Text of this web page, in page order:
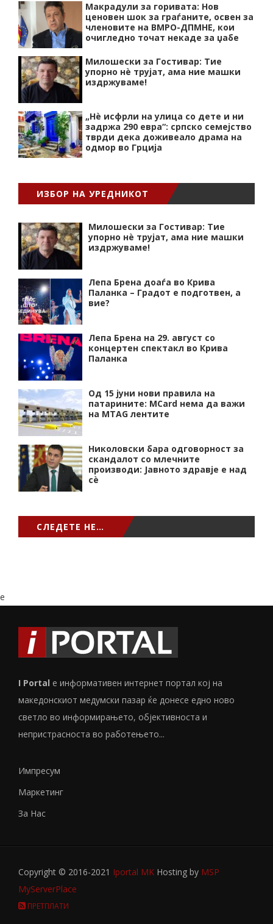
Макрадули за горивата: Нов
ценовен шок за граѓаните, освен за
членовите на ВМРО-ДПМНЕ, кои
очигледно точат некаде за џабе
Милошески за Гостивар: Тие
упорно нѐ трујат, ама ние машки
издржуваме!
„Нѐ исфрли на улица со дете и ни
задржа 290 евра“: српско семејство
тврди дека доживеало драма на
одмор во Грција
ИЗБОР НА УРЕДНИКОТ
Милошески за Гостивар: Тие
упорно нѐ трујат, ама ние машки
издржуваме!
Лепа Брена доаѓа во Крива
Паланка – Градот е подготвен, а
вие?
Лепа Брена на 29. август со
концертен спектакл во Крива
Паланка
Од 15 јуни нови правила на
патарините: MCard нема да важи
на MTAG лентите
Николовски бара одговорност за
скандалот со млечните
производи: Јавното здравје е над
сѐ
СЛЕДЕТЕ НЕ…
e
I Portal е информативен интернет портал кој на
македонскиот медумски пазар ќе донесе едно ново
светло во информирањето, објективноста и
непристрасноста во работењето...
Импресум
Маркетинг
За Нас
Copyright © 2016-2021 Iportal MK Hosting by MSP
MyServerPlace
ПРЕТПЛАТИ